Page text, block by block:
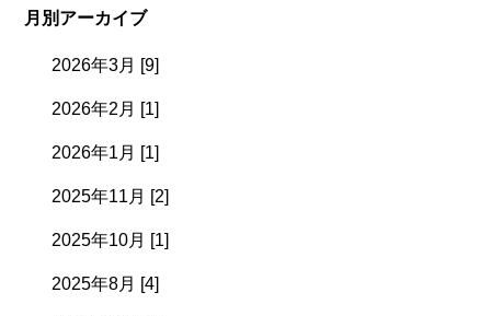
月別アーカイブ
2026年3月 [9]
2026年2月 [1]
2026年1月 [1]
2025年11月 [2]
2025年10月 [1]
2025年8月 [4]